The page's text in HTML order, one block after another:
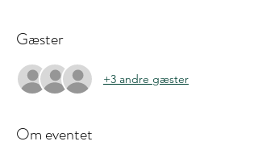
Gæster
+3 andre gæster
Om eventet